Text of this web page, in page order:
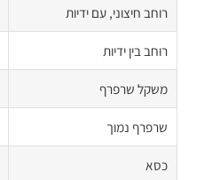
רוחב חיצוני, עם ידיות
רוחב בין ידיות
משקל שרפרף
שרפרף נמוך
כסא